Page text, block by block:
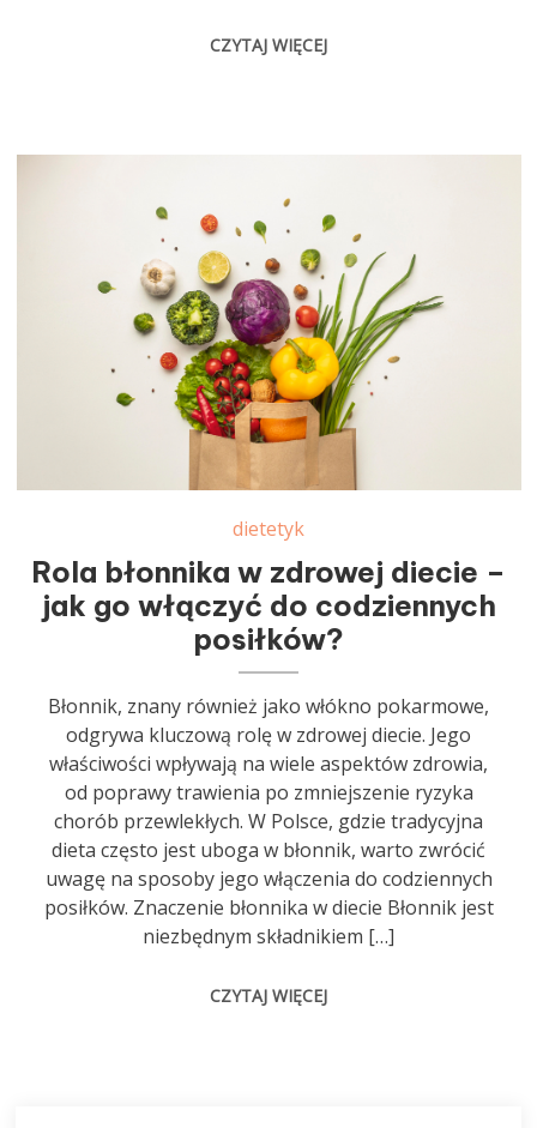
CZYTAJ WIĘCEJ
dietetyk
Rola błonnika w zdrowej diecie –
jak go włączyć do codziennych
posiłków?
Błonnik, znany również jako włókno pokarmowe,
odgrywa kluczową rolę w zdrowej diecie. Jego
właściwości wpływają na wiele aspektów zdrowia,
od poprawy trawienia po zmniejszenie ryzyka
chorób przewlekłych. W Polsce, gdzie tradycyjna
dieta często jest uboga w błonnik, warto zwrócić
uwagę na sposoby jego włączenia do codziennych
posiłków. Znaczenie błonnika w diecie Błonnik jest
niezbędnym składnikiem […]
CZYTAJ WIĘCEJ